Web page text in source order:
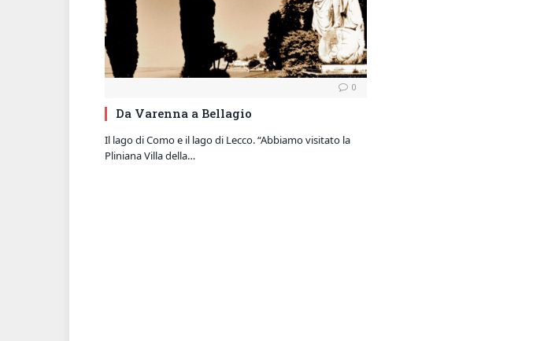
0
Da Varenna a Bellagio
Il lago di Como e il lago di Lecco. “Abbiamo visitato la
Pliniana Villa della…